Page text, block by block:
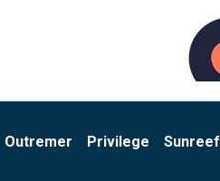
Outremer Privilege Sunreef